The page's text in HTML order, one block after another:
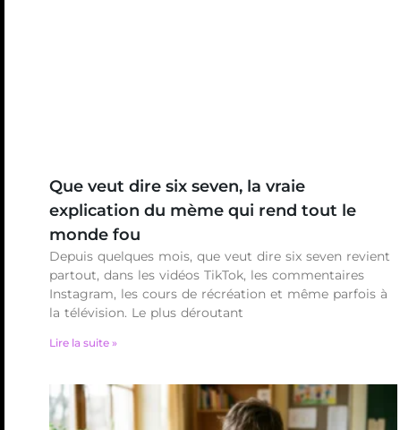
Que veut dire six seven, la vraie
explication du mème qui rend tout le
monde fou
Depuis quelques mois, que veut dire six seven revient
partout, dans les vidéos TikTok, les commentaires
Instagram, les cours de récréation et même parfois à
la télévision. Le plus déroutant
Lire la suite »